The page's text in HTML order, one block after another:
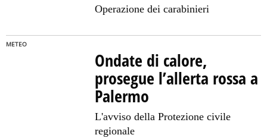
Operazione dei carabinieri
METEO
Ondate di calore,
prosegue l’allerta rossa a
Palermo
L'avviso della Protezione civile
regionale